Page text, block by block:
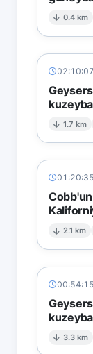
0.4 km
02:10:07
1.7 km
01:20:35
Cobb'un
2.1 km
00:54:15
3.3 km